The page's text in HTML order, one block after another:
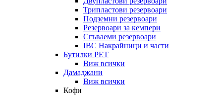
Трипластови резервоари
Подземни резервоари
Резервоари за кемпери
Сгъваеми резервоари
IBC Накрайници и части
Бутилки PET
Виж всички
Дамаджани
Виж всички
Кофи